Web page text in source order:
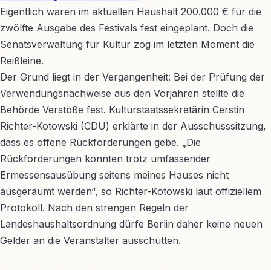
Eigentlich waren im aktuellen Haushalt 200.000 € für die
zwölfte Ausgabe des Festivals fest eingeplant. Doch die
Senatsverwaltung für Kultur zog im letzten Moment die
Reißleine.
Der Grund liegt in der Vergangenheit: Bei der Prüfung der
Verwendungsnachweise aus den Vorjahren stellte die
Behörde Verstöße fest. Kulturstaatssekretärin Cerstin
Richter-Kotowski (CDU) erklärte in der Ausschusssitzung,
dass es offene Rückforderungen gebe. „Die
Rückforderungen konnten trotz umfassender
Ermessensausübung seitens meines Hauses nicht
ausgeräumt werden“, so Richter-Kotowski laut offiziellem
Protokoll. Nach den strengen Regeln der
Landeshaushaltsordnung dürfe Berlin daher keine neuen
Gelder an die Veranstalter ausschütten.